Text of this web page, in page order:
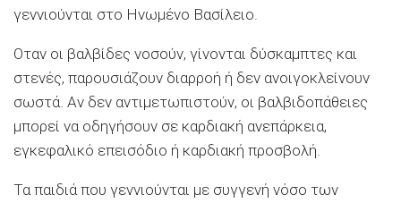
γεννιούνται στο Ηνωμένο Βασίλειο.
Οταν οι βαλβίδες νοσούν, γίνονται δύσκαμπτες και
στενές, παρουσιάζουν διαρροή ή δεν ανοιγοκλείνουν
σωστά. Αν δεν αντιμετωπιστούν, οι βαλβιδοπάθειες
μπορεί να οδηγήσουν σε καρδιακή ανεπάρκεια,
εγκεφαλικό επεισόδιο ή καρδιακή προσβολή.
Τα παιδιά που γεννιούνται με συγγενή νόσο των